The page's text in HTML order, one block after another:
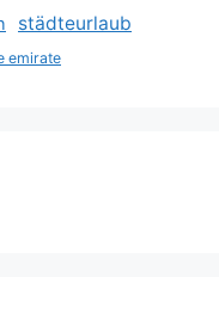
städteurlaub
emirate